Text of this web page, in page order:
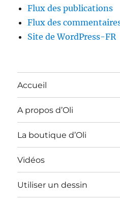
Flux des publications
Flux des
Site de WordPress-FR
Accueil
A propos d’Oli
La boutique d’Oli
Vidéos
Utiliser un dessin